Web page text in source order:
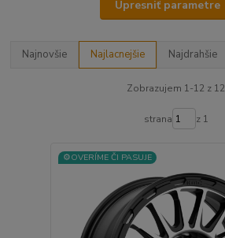
Upresniť parametre
Najnovšie Najlacnejšie Najdrahšie
Zobrazujem 1-12 z 12
strana z 1
⚙️OVERÍME ČI PASUJE